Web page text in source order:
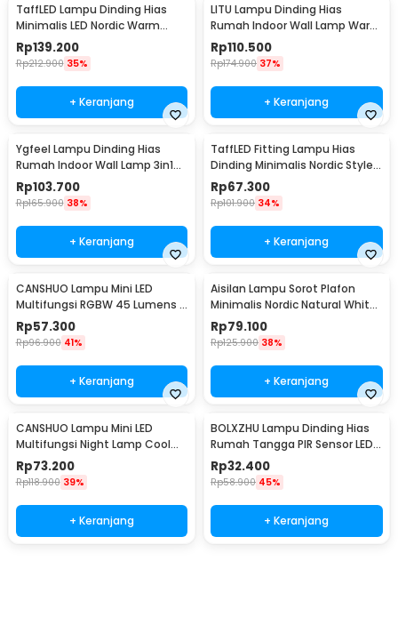
TaffLED Lampu Dinding Hias
Minimalis LED Nordic Warm
White E27 12W - G9
Rp139.200
Rp212.900 35%
+ Keranjang
LITU Lampu Dinding Hias
Rumah Indoor Wall Lamp Warm
White 3000K 7W - W22
Rp110.500
Rp174.900 37%
+ Keranjang
Ygfeel Lampu Dinding Hias
Rumah Indoor Wall Lamp 3in1
Color - JS-QD407
Rp103.700
Rp165.900 38%
+ Keranjang
TaffLED Fitting Lampu Hias
Dinding Minimalis Nordic Style
E27 265V - WF-M004
Rp67.300
Rp101.900 34%
+ Keranjang
CANSHUO Lampu Mini LED
Multifungsi RGBW 45 Lumens 3
PCS with Remote - YJ-905
Rp57.300
Rp96.900 41%
+ Keranjang
Aisilan Lampu Sorot Plafon
Minimalis Nordic Natural White
4000K 7W - MSD52
Rp79.100
Rp125.900 38%
+ Keranjang
CANSHUO Lampu Mini LED
Multifungsi Night Lamp Cool
White 4.5V 3W 6 PCS - TD001
Rp73.200
Rp118.900 39%
+ Keranjang
BOLXZHU Lampu Dinding Hias
Rumah Tangga PIR Sensor LED
Warm White 3W - HCGY003
Rp32.400
Rp58.900 45%
+ Keranjang